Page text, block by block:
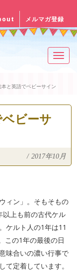
メルマガ登録
と英語でベビーサイン
ビーサ
/ 2017年10月
ィン」。そもそもの
以上も前の古代ケル
ケルト人の1年は11
この1年の最後の日
味合いの濃い行事で
て定着しています。